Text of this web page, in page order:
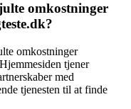
omkostninger
omkostninger
tjener
med
tjenesten til at finde